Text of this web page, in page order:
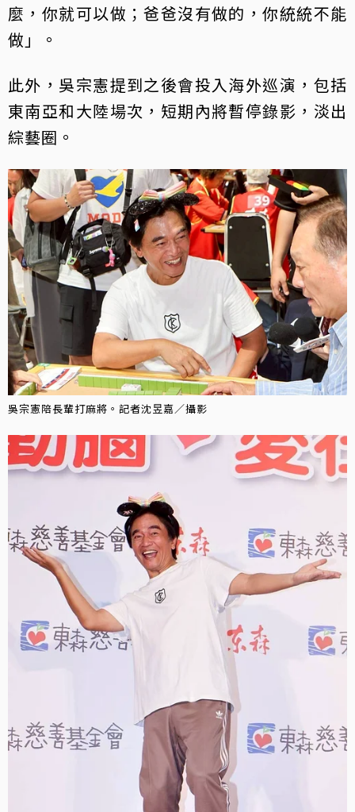
麼，你就可以做；爸爸沒有做的，你統統不能
做」。
此外，吳宗憲提到之後會投入海外巡演，包括
東南亞和大陸場次，短期內將暫停錄影，淡出
綜藝圈。
吳宗憲陪長輩打麻將。記者沈昱嘉／攝影